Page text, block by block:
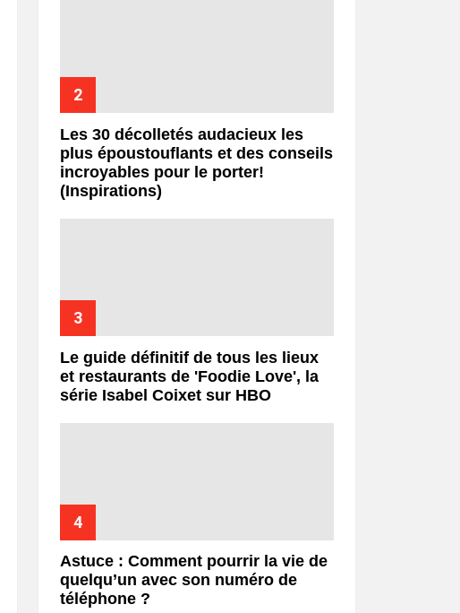
Les 30 décolletés audacieux les
plus époustouflants et des conseils
incroyables pour le porter!
(Inspirations)
Le guide définitif de tous les lieux
et restaurants de 'Foodie Love', la
série Isabel Coixet sur HBO
Astuce : Comment pourrir la vie de
quelqu’un avec son numéro de
téléphone ?